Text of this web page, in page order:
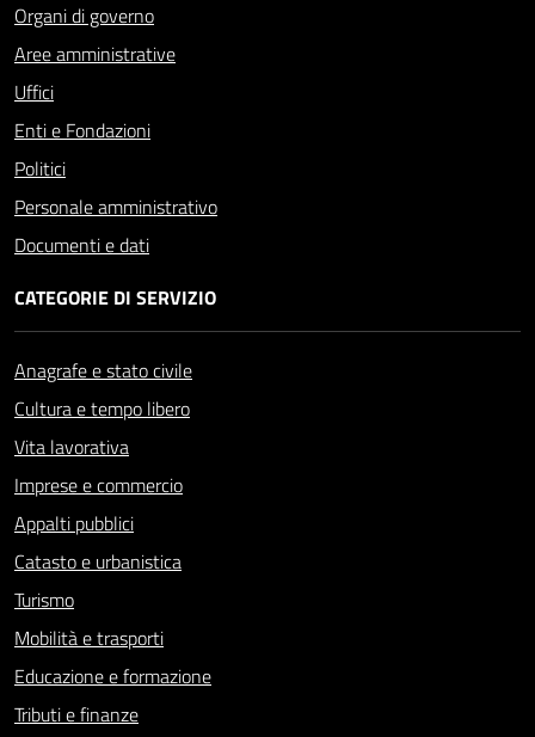
Organi di governo
Aree amministrative
Uffici
Enti e Fondazioni
Politici
Personale amministrativo
Documenti e dati
CATEGORIE DI SERVIZIO
Anagrafe e stato civile
Cultura e tempo libero
Vita lavorativa
Imprese e commercio
Appalti pubblici
Catasto e urbanistica
Turismo
Mobilità e trasporti
Educazione e formazione
Tributi e finanze